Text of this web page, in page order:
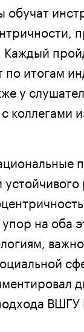
Каждый
по итогам
у
коллегами
на оба